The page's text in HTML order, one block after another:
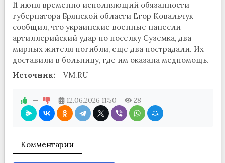
11 июня временно исполняющий обязанности
губернатора Брянской области Егор Ковальчук
сообщил, что украинские военные нанесли
артиллерийский удар по поселку Суземка, два
мирных жителя погибли, еще два пострадали. Их
доставили в больницу, где им оказана медпомощь.
Источник:
VM.RU
— 12.06.2026 11:50 28
Комментарии